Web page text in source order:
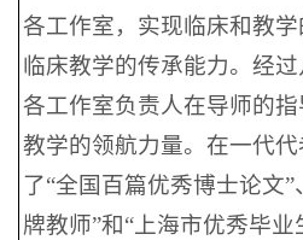
各工作室，实现临床和教
临床教学的传承能力。经过
各工作室负责人在导师的
教学的领航力量。在一代
了“全国百篇优秀博士论文
牌教师”和“上海市优秀毕业